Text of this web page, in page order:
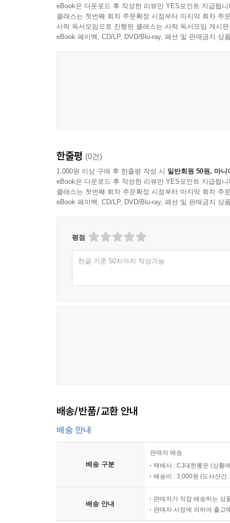
eBook은 다운로드 후 작성한 리뷰만 YES포인트 지급됩니
클래스는 첫번째 회차 주문확정 시점부터 마지막 회차 주
사락 독서모임으로 진행된 클래스는 사락 독서모임 게시
eBook 페이백, CD/LP, DVD/Blu-ray, 패션 및 판매금지 상
한줄평 (0건)
1,000원 이상 구매 후 한줄평 작성 시 일반회원 50원, 마니
eBook은 다운로드 후 작성한 리뷰만 YES포인트 지급됩니
클래스는 첫번째 회차 주문확정 시점부터 마지막 회차 주
eBook 페이백, CD/LP, DVD/Blu-ray, 패션 및 판매금지 상
평점
한글 기준 50자까지 작성가능
배송/반품/교환 안내
배송 안내
배송 구분
판매자 배송
택배사 : CJ대한통운 (상황
배송비 : 3,000원 (도서산간
배송 안내
판매자가 직접 배송하는 상
판매자 사정에 의하여 출고